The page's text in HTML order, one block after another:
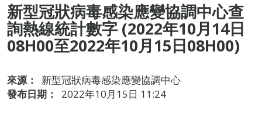
新型冠狀病毒感染應變協調中心查
詢熱線統計數字 (2022年10月14日
08H00至2022年10月15日08H00)
來源：
新型冠狀病毒感染應變協調中心
發布日期：
2022年10月15日 11:24